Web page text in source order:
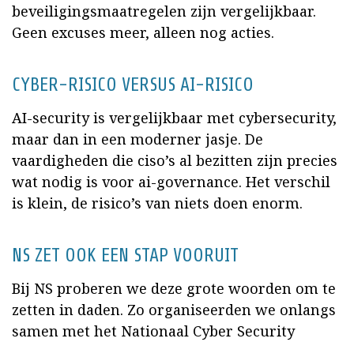
beveiligingsmaatregelen zijn vergelijkbaar.
Geen excuses meer, alleen nog acties.
CYBER-RISICO VERSUS AI-RISICO
AI-security is vergelijkbaar met cybersecurity,
maar dan in een moderner jasje. De
vaardigheden die ciso’s al bezitten zijn precies
wat nodig is voor ai-governance. Het verschil
is klein, de risico’s van niets doen enorm.
NS ZET OOK EEN STAP VOORUIT
Bij NS proberen we deze grote woorden om te
zetten in daden. Zo organiseerden we onlangs
samen met het Nationaal Cyber Security